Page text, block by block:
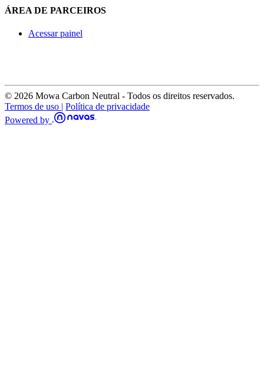
ÁREA DE PARCEIROS
Acessar painel
© 2026 Mowa Carbon Neutral - Todos os direitos reservados.
Termos de uso | Política de privacidade
Powered by